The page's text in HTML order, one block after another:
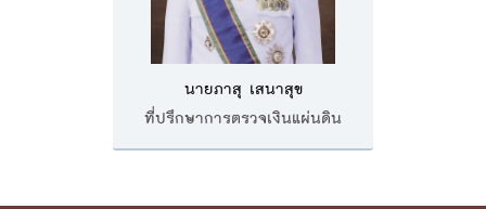
คณะกรรมการตรวจสอบของสำนักงานการตรวจเงิน
นายภาสุ เสนาสุข
ที่ปรึกษาการตรวจเงินแผ่นดิน